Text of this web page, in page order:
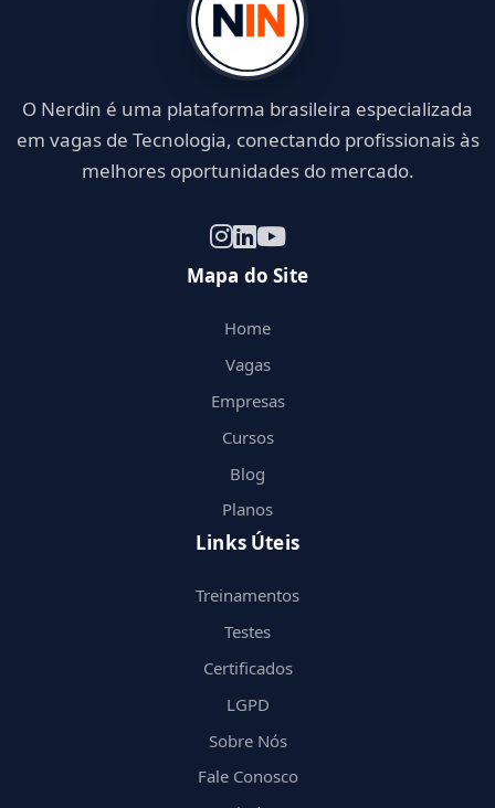
O Nerdin é uma plataforma brasileira especializada
em vagas de Tecnologia, conectando profissionais às
melhores oportunidades do mercado.
Mapa do Site
Home
Vagas
Empresas
Cursos
Blog
Planos
Links Úteis
Treinamentos
Testes
Certificados
LGPD
Sobre Nós
Fale Conosco